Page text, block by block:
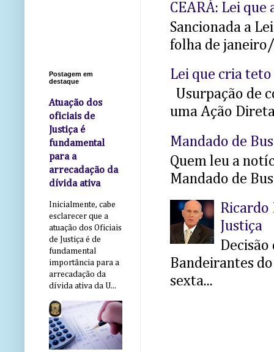
CEARÁ: Lei
Sancionada a
folha de
Lei que cria
Usurpação de
uma Ação
Mandado de
Quem leu a
Mandado de
Ricardo
Justiça
Decisão
Bandeirantes
sexta...
Postagem em
destaque
Atuação dos
oficiais de
Justiça é
fundamental
para a
arrecadação da
dívida ativa
Inicialmente, cabe
esclarecer que a
atuação dos Oficiais
de Justiça é de
fundamental
importância para a
arrecadação da
dívida ativa da U...